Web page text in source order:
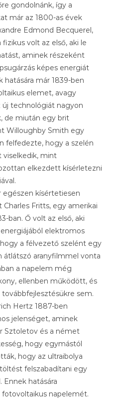
gondolnánk, így a
már az 1800-as évek
Edmond Becquerel,
volt az első, aki le
aminek részeként
képes energiát
már 1839-ben
elemet, avagy
technológiát nagyon
de miután egy brit
Willoughby Smith egy
felfedezte, hogy a szelén
viselkedik, mint
elkezdett kísérletezni
kísértetiesen
Fritts, egy amerikai
ban. Ő volt az első, aki
elektromos
a félvezető szelént egy
átlátszó aranyfilmmel vonta
a napelem még
ellenben működött, és
sem.
Hertz 1887-ben
jelenséget, aminek
Sztoletov és a német
hogy egymástól
hogy az ultraibolya
felszabadítani egy
hatására
napelemét.